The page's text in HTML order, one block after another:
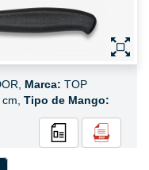
Marca: TOP
Tipo de Mango: